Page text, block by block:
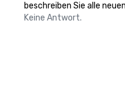
beschreiben Sie alle
Keine Antwort.